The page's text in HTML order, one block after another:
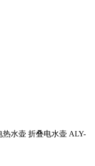
水壶 折叠电水壶 ALY-